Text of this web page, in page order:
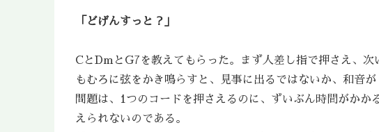
「どげんすっと？」
CとDmとG7を教えてもらった。まず人差し指で押さえ、
もむろに弦をかき鳴らすと、見事に出るではないか、和音が
問題は、1つのコードを押さえるのに、ずいぶん時間がか
えられないのである。